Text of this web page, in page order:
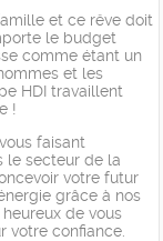
et ce rêve doit
le budget
comme étant un
et les
HDI travaillent
!
faisant
le secteur de la
votre futur
grâce à nos
de vous
votre confiance.